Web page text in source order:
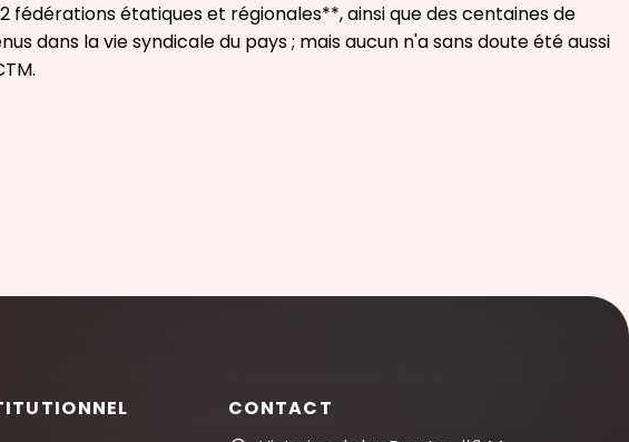
étatiques et régionales**, ainsi que des centaines de
dans la vie syndicale du pays ; mais aucun n'a sans doute été aussi
CONTACT